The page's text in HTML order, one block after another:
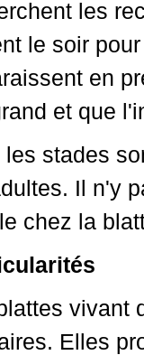
les
le soir
en
et que
les stades
Il n'y
chez la
vivant
Elles